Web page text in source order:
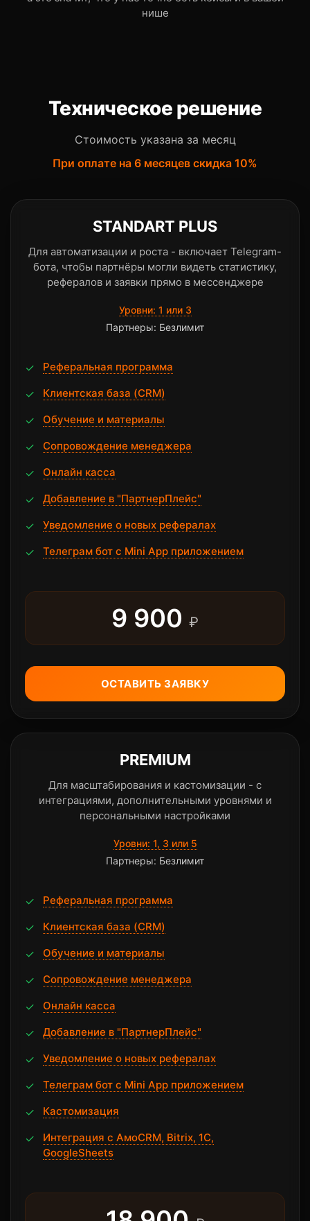
нише
Техническое решение
Стоимость указана за месяц
При оплате на 6 месяцев скидка 10%
STANDART PLUS
Для автоматизации и роста - включает Telegram-
бота, чтобы партнёры могли видеть статистику,
рефералов и заявки прямо в мессенджере
Уровни: 1 или 3
Партнеры: Безлимит
✓ Реферальная программа
✓ Клиентская база (CRM)
✓ Обучение и материалы
✓ Сопровождение менеджера
✓ Онлайн касса
✓ Добавление в "ПартнерПлейс"
✓ Уведомление о новых рефералах
✓ Телеграм бот с Mini App приложением
9 900 ₽
ОСТАВИТЬ ЗАЯВКУ
PREMIUM
Для масштабирования и кастомизации - с
интеграциями, дополнительными уровнями и
персональными настройками
Уровни: 1, 3 или 5
Партнеры: Безлимит
✓ Реферальная программа
✓ Клиентская база (CRM)
✓ Обучение и материалы
✓ Сопровождение менеджера
✓ Онлайн касса
✓ Добавление в "ПартнерПлейс"
✓ Уведомление о новых рефералах
✓ Телеграм бот с Mini App приложением
✓ Кастомизация
✓
Интеграция с АмоCRM, Bitrix, 1С,
GoogleSheets